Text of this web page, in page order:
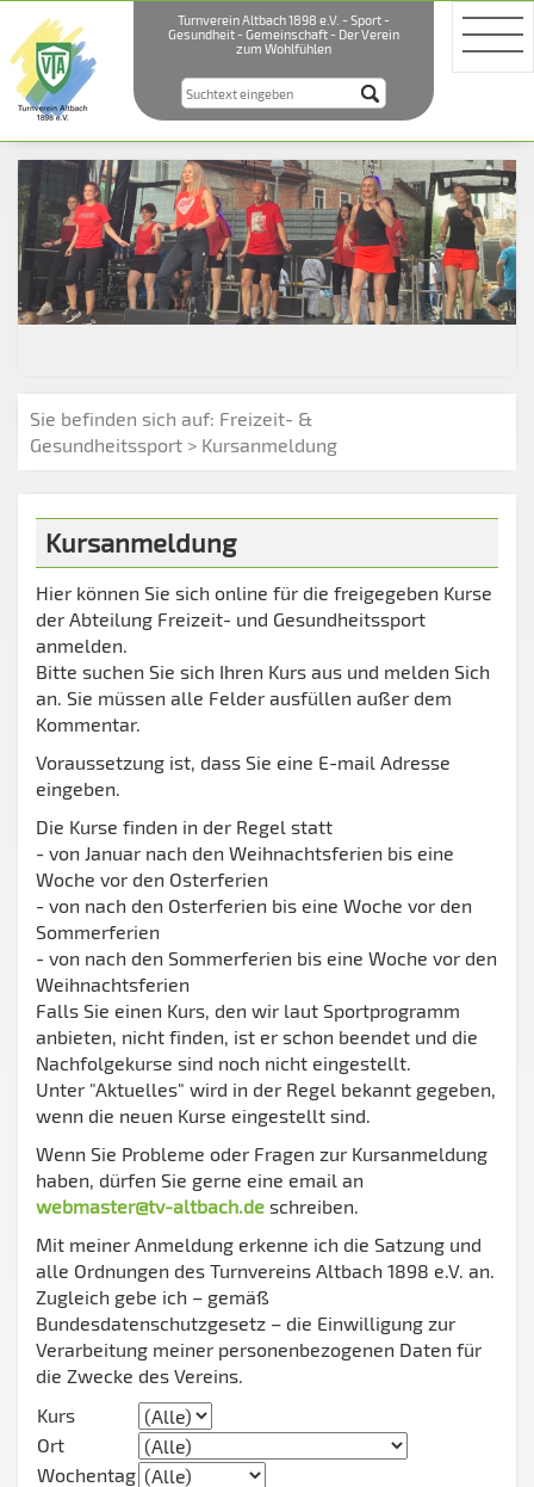
Turnverein Altbach 1898 e.V. - Sport -
Gesundheit - Gemeinschaft - Der Verein
zum Wohlfühlen
Sie befinden sich auf: Freizeit- &
Gesundheitssport > Kursanmeldung
Kursanmeldung
Hier können Sie sich online für die freigegeben Kurse
der Abteilung Freizeit- und Gesundheitssport
anmelden.
Bitte suchen Sie sich Ihren Kurs aus und melden Sich
an. Sie müssen alle Felder ausfüllen außer dem
Kommentar.
Voraussetzung ist, dass Sie eine E-mail Adresse
eingeben.
Die Kurse finden in der Regel statt
- von Januar nach den Weihnachtsferien bis eine
Woche vor den Osterferien
- von nach den Osterferien bis eine Woche vor den
Sommerferien
- von nach den Sommerferien bis eine Woche vor den
Weihnachtsferien
Falls Sie einen Kurs, den wir laut Sportprogramm
anbieten, nicht finden, ist er schon beendet und die
Nachfolgekurse sind noch nicht eingestellt.
Unter "Aktuelles" wird in der Regel bekannt gegeben,
wenn die neuen Kurse eingestellt sind.
Wenn Sie Probleme oder Fragen zur Kursanmeldung
haben, dürfen Sie gerne eine email an
webmaster@tv-altbach.de schreiben.
Mit meiner Anmeldung erkenne ich die Satzung und
alle Ordnungen des Turnvereins Altbach 1898 e.V. an.
Zugleich gebe ich – gemäß
Bundesdatenschutzgesetz – die Einwilligung zur
Verarbeitung meiner personenbezogenen Daten für
die Zwecke des Vereins.
Kurs
Ort
Wochentag